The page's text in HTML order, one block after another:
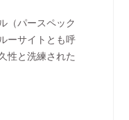
（パースペック
ーサイトとも呼
性と洗練された